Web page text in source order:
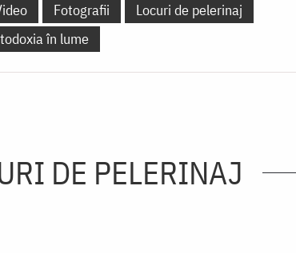
Fotografii
Locuri de pelerinaj
în lume
DE PELERINAJ